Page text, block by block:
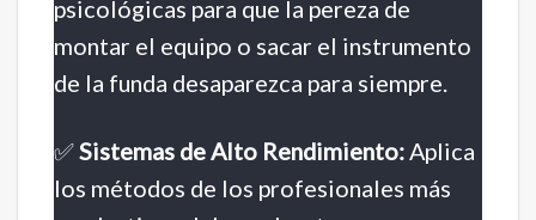
psicológicas para que la pereza de
montar el equipo o sacar el instrumento
de la funda desaparezca para siempre.
✅Sistemas de Alto Rendimiento:Aplica
los métodos de los profesionales más